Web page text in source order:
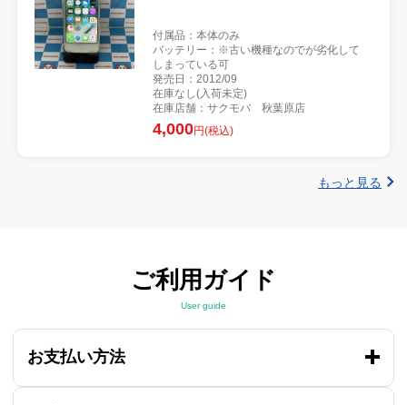
付属品：本体のみ
バッテリー：※古い機種なのでが劣化して
しまっている可
発売日：2012/09
在庫なし(入荷未定)
在庫店舗：サクモバ 秋葉原店
4,000円(税込)
もっと見る
ご利用ガイド
User guide
お支払い方法